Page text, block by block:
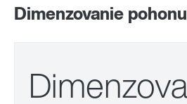
Dimenzovanie